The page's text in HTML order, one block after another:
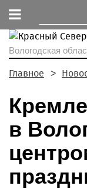
Вологодская
Главное
в